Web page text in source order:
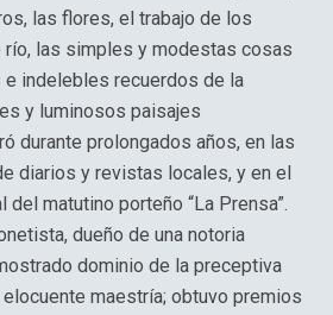
las flores, el trabajo de los
río, las simples y modestas cosas
indelebles recuerdos de la
y luminosos paisajes
durante prolongados años, en las
diarios y revistas locales, y en el
matutino porteño “La Prensa”.
dueño de una notoria
dominio de la preceptiva
elocuente maestría; obtuvo premios